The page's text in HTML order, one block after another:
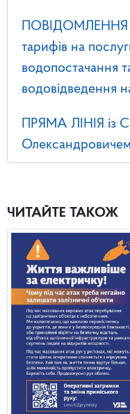
ПОВІДОМЛЕННЯ
тарифів на
водопостачання
водовідведення
ПРЯМА ЛІНІЯ із
ЧИТАЙТЕ ТАКОЖ